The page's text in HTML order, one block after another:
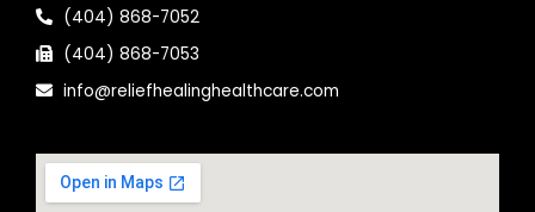
(404) 868-7052
(404) 868-7053
info@reliefhealinghealthcare.com